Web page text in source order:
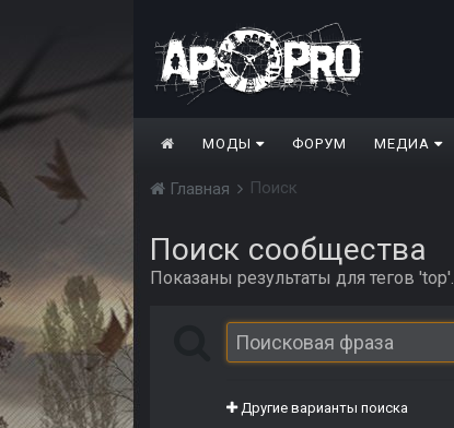
МОДЫ ФОРУМ МЕДИА
Главная Поиск
Поиск сообщества
Показаны результаты для тегов 'top'.
Другие варианты поиска